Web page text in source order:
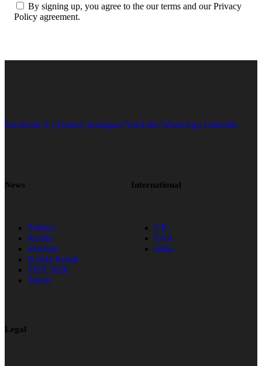
By signing up, you agree to the our terms and our Privacy
Policy agreement.
Facebook X (Twitter) InstagramYouTube WhatsApp LinkedIn
News
Politics
Kerala
Election
Kerala Result
FIFA 2026
Shorts
International
UK
USA
India
Legal